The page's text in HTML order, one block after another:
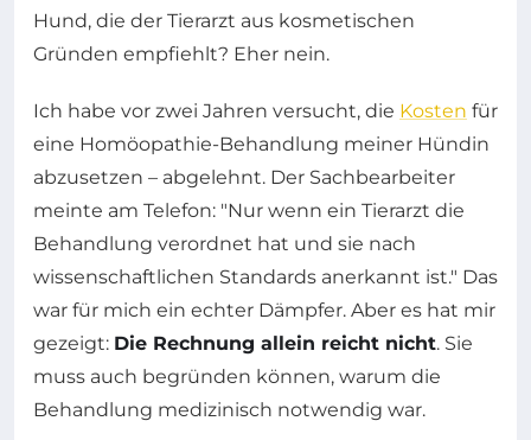
Hund, die der Tierarzt aus kosmetischen
Gründen empfiehlt? Eher nein.
Ich habe vor zwei Jahren versucht, die Kosten für
eine Homöopathie-Behandlung meiner Hündin
abzusetzen – abgelehnt. Der Sachbearbeiter
meinte am Telefon: "Nur wenn ein Tierarzt die
Behandlung verordnet hat und sie nach
wissenschaftlichen Standards anerkannt ist." Das
war für mich ein echter Dämpfer. Aber es hat mir
gezeigt: Die Rechnung allein reicht nicht. Sie
muss auch begründen können, warum die
Behandlung medizinisch notwendig war.